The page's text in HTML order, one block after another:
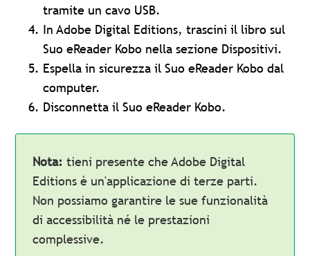
tramite un cavo USB.
In Adobe Digital Editions, trascini il libro sul
Suo eReader Kobo nella sezione Dispositivi.
Espella in sicurezza il Suo eReader Kobo dal
computer.
Disconnetta il Suo eReader Kobo.
Nota:tieni presente che Adobe Digital
Editions è un'applicazione di terze parti.
Non possiamo garantire le sue funzionalità
di accessibilità né le prestazioni
complessive.